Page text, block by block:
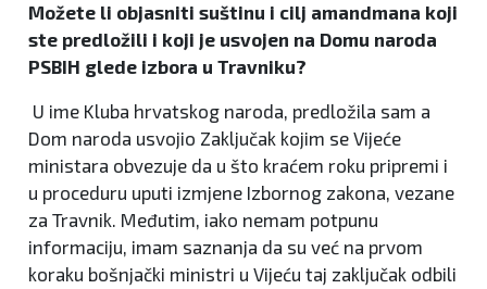
Možete li objasniti suštinu i cilj amandmana koji
ste predložili i koji je usvojen na Domu naroda
PSBIH glede izbora u Travniku?
U ime Kluba hrvatskog naroda, predložila sam a
Dom naroda usvojio Zaključak kojim se Vijeće
ministara obvezuje da u što kraćem roku pripremi i
u proceduru uputi izmjene Izbornog zakona, vezane
za Travnik. Međutim, iako nemam potpunu
informaciju, imam saznanja da su već na prvom
koraku bošnjački ministri u Vijeću taj zaključak odbili